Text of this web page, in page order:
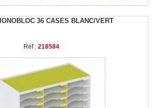
36 CASES BLANC/VERT
Réf : 218584